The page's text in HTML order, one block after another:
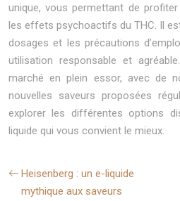
unique, vous permettant de
les effets psychoactifs du THC. Il
dosages et les précautions
utilisation responsable et
marché en plein essor, avec de
nouvelles saveurs proposées
explorer les différentes options
liquide qui vous convient le mieux.
Heisenberg : un e-liquide
mythique aux saveurs